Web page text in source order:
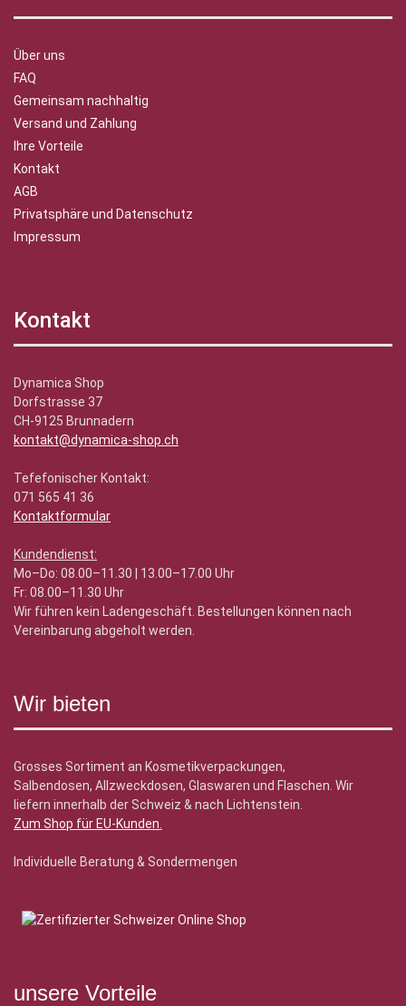
Über uns
FAQ
Gemeinsam nachhaltig
Versand und Zahlung
Ihre Vorteile
Kontakt
AGB
Privatsphäre und Datenschutz
Impressum
Kontakt
Dynamica Shop
Dorfstrasse 37
CH-9125 Brunnadern
kontakt@dynamica-shop.ch
Tefefonischer Kontakt:
071 565 41 36
Kontaktformular
Kundendienst:
Mo–Do: 08.00–11.30 | 13.00–17.00 Uhr
Fr: 08.00–11.30 Uhr
Wir führen kein Ladengeschäft. Bestellungen können nach
Vereinbarung abgeholt werden.
Wir bieten
Grosses Sortiment an Kosmetikverpackungen,
Salbendosen, Allzweckdosen, Glaswaren und Flaschen. Wir
liefern innerhalb der Schweiz & nach Lichtenstein.
Zum Shop für EU-Kunden
Individuelle Beratung & Sondermengen
unsere Vorteile